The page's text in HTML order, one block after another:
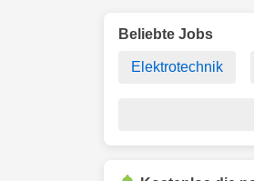
Beliebte Jobs
Elektrotechnik